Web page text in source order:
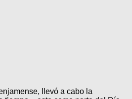
llevó a cabo la